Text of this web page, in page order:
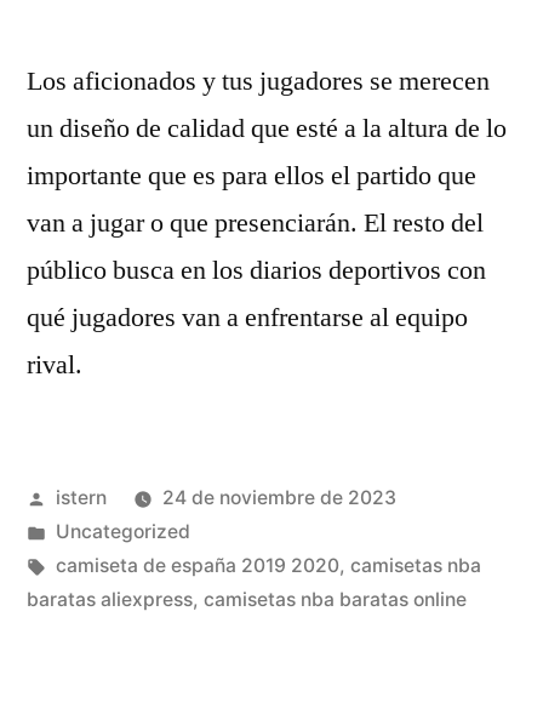
Los aficionados y tus jugadores se merecen
un diseño de calidad que esté a la altura de lo
importante que es para ellos el partido que
van a jugar o que presenciarán. El resto del
público busca en los diarios deportivos con
qué jugadores van a enfrentarse al equipo
rival.
Publicado
por
istern
24 de noviembre de 2023
Publicado
en
Uncategorized
Etiquetas:
camiseta de españa 2019 2020, camisetas nba
baratas aliexpress, camisetas nba baratas online